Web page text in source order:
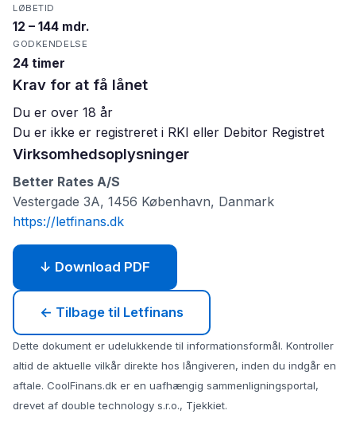
LØBETID
12 – 144 mdr.
GODKENDELSE
24 timer
Krav for at få lånet
Du er over 18 år
Du er ikke er registreret i RKI eller Debitor Registret
Virksomhedsoplysninger
Better Rates A/S
Vestergade 3A, 1456 København, Danmark
https://letfinans.dk
↓ Download PDF
← Tilbage til Letfinans
Dette dokument er udelukkende til informationsformål. Kontroller
altid de aktuelle vilkår direkte hos långiveren, inden du indgår en
aftale. CoolFinans.dk er en uafhængig sammenligningsportal,
drevet af double technology s.r.o., Tjekkiet.